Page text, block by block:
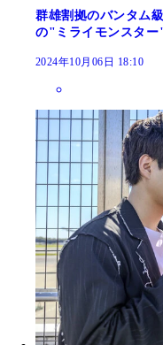
群雄割拠のバンタム
の"ミライモンスター
2024年10月06日 18:10